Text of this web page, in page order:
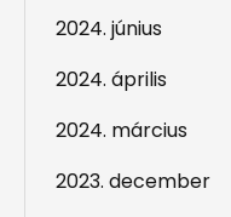
2024. június
2024. április
2024. március
2023. december